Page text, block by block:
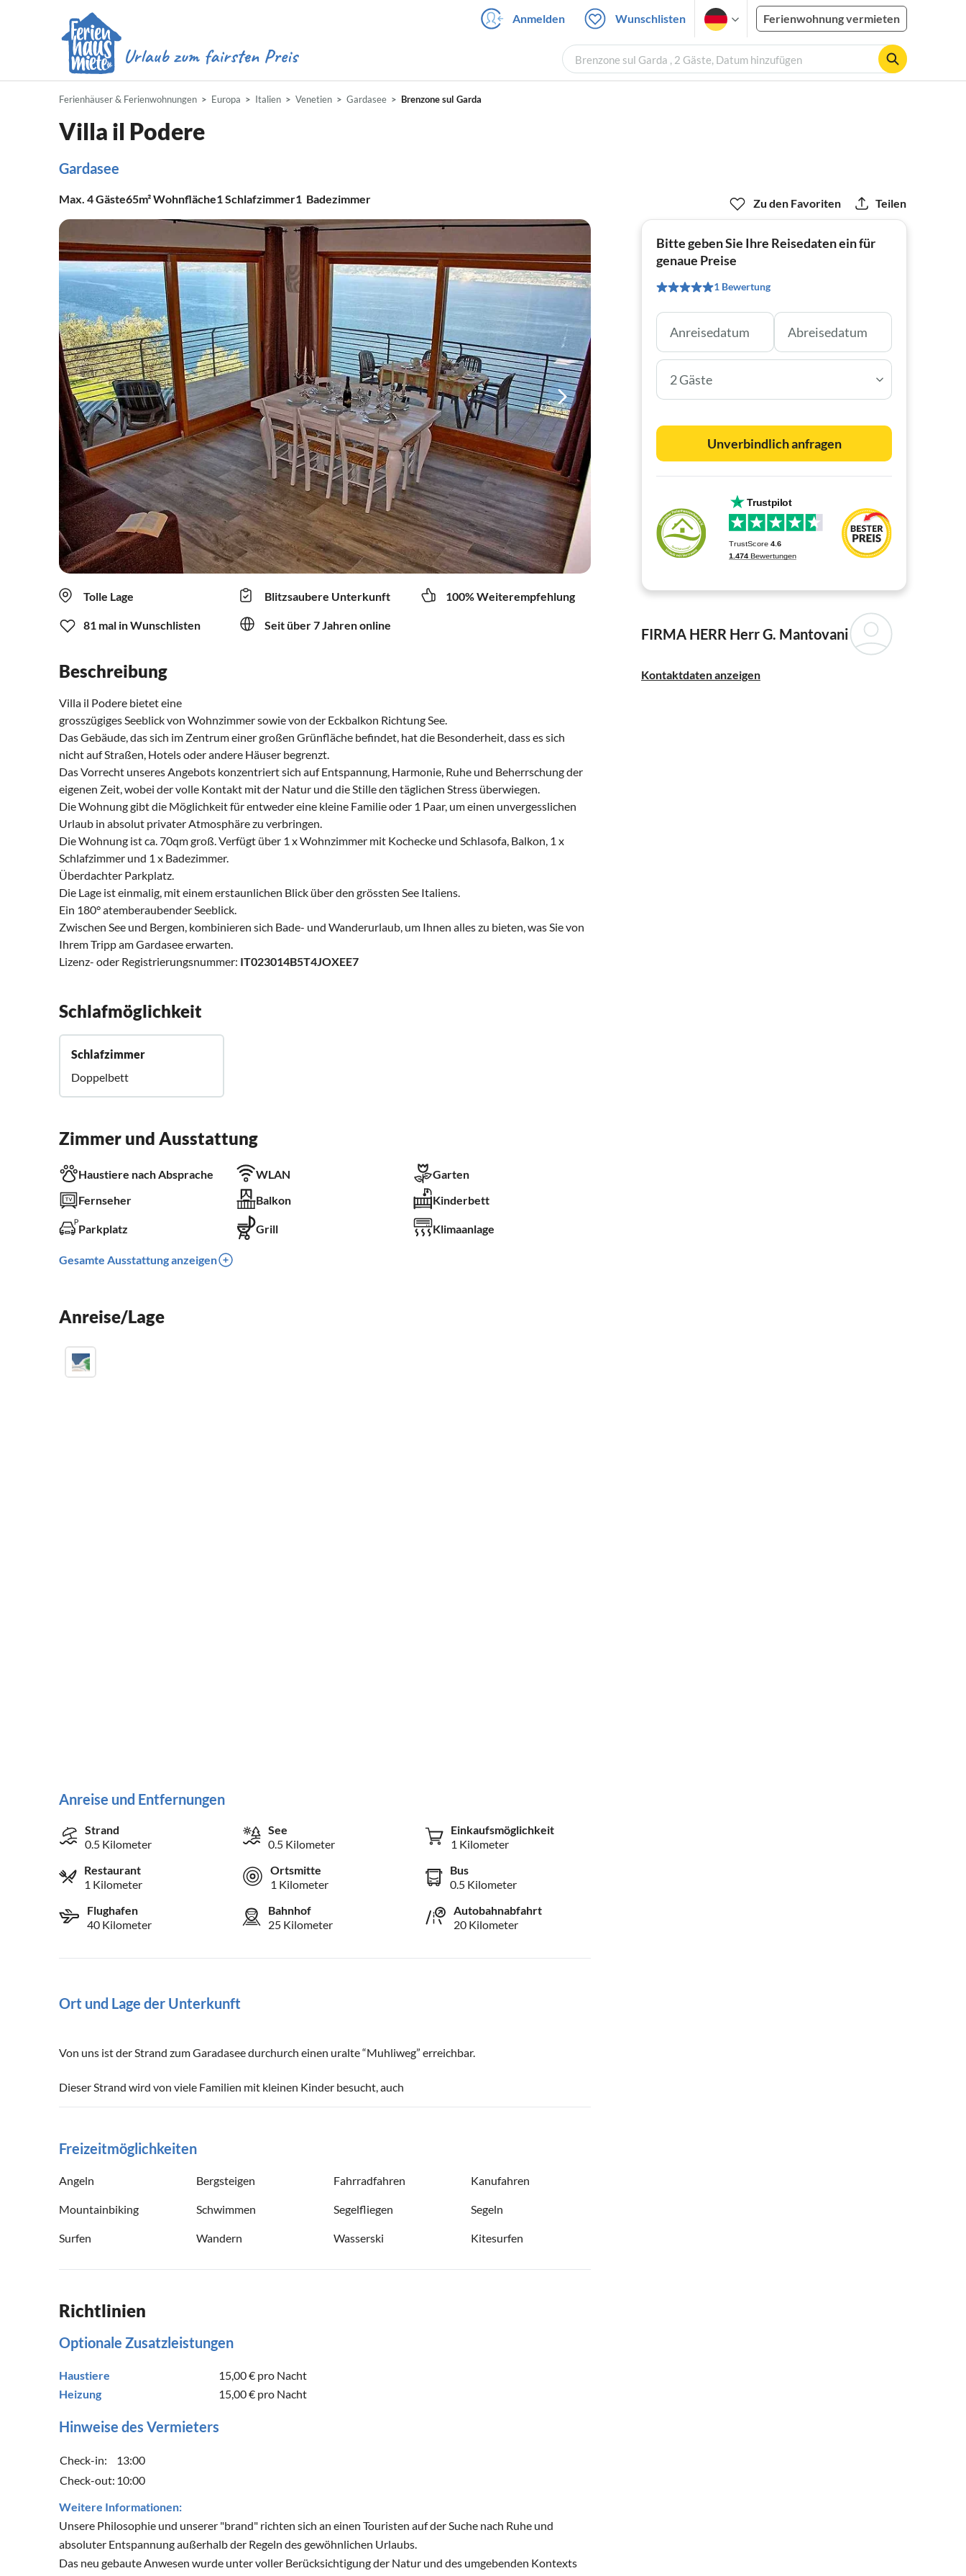
Anmelden Wunschlisten Ferienwohnung vermieten
Brenzone sul Garda , 2 Gäste, Datum hinzufügen
Ferienhäuser & Ferienwohnungen Europa Italien Venetien Gardasee Brenzone sul Garda
Villa il Podere
Gardasee
Max. 4Gäste65m²Wohnfläche1Schlafzimmer1 Badezimmer
Tolle Lage Blitzsaubere Unterkunft 100% Weiterempfehlung
81 mal in Wunschlisten Seit über 7 Jahren online
Beschreibung
Villa il Podere bietet eine
grosszügiges Seeblick von Wohnzimmer sowie von der Eckbalkon Richtung See.
Das Gebäude, das sich im Zentrum einer großen Grünfläche befindet, hat die Besonderheit, dass es sich
nicht auf Straßen, Hotels oder andere Häuser begrenzt.
Das Vorrecht unseres Angebots konzentriert sich auf Entspannung, Harmonie, Ruhe und Beherrschung der
eigenen Zeit, wobei der volle Kontakt mit der Natur und die Stille den täglichen Stress überwiegen.
Die Wohnung gibt die Möglichkeit für entweder eine kleine Familie oder 1 Paar, um einen unvergesslichen
Urlaub in absolut privater Atmosphäre zu verbringen.
Die Wohnung ist ca. 70qm groß. Verfügt über 1 x Wohnzimmer mit Kochecke und Schlasofa, Balkon, 1 x
Schlafzimmer und 1 x Badezimmer.
Überdachter Parkplatz.
Die Lage ist einmalig, mit einem erstaunlichen Blick über den grössten See Italiens.
Ein 180° atemberaubender Seeblick.
Zwischen See und Bergen, kombinieren sich Bade- und Wanderurlaub, um Ihnen alles zu bieten, was Sie von
Ihrem Tripp am Gardasee erwarten.
Lizenz- oder Registrierungsnummer: IT023014B5T4JOXEE7
Schlafmöglichkeit
Schlafzimmer
Doppelbett
Zimmer und Ausstattung
Haustiere nach Absprache WLAN
Garten
Fernseher
Balkon Kinderbett
Parkplatz Grill Klimaanlage
Gesamte Ausstattung anzeigen
Anreise/Lage
Anreise und Entfernungen
Strand
0.5 Kilometer
See
0.5 Kilometer
Einkaufsmöglichkeit
1 Kilometer
Restaurant
1 Kilometer
Ortsmitte
1 Kilometer
Bus
0.5 Kilometer
Flughafen
40 Kilometer
Bahnhof
25 Kilometer
Autobahnabfahrt
20 Kilometer
Ort und Lage der Unterkunft
Von uns ist der Strand zum Garadasee durchurch einen uralte “Muhliweg” erreichbar.
Dieser Strand wird von viele Familien mit kleinen Kinder besucht, auch
Freizeitmöglichkeiten
Angeln Bergsteigen Fahrradfahren Kanufahren
Mountainbiking Schwimmen Segelfliegen Segeln
Surfen Wandern Wasserski Kitesurfen
Richtlinien
Optionale Zusatzleistungen
Haustiere 15,00 € pro Nacht
Heizung
15,00 € pro Nacht
Hinweise des Vermieters
Check-in:
13:00
Check-out: 10:00
Weitere Informationen:
Unsere Philosophie und unserer "brand" richten sich an einen Touristen auf der Suche nach Ruhe und
absoluter Entspannung außerhalb der Regeln des gewöhnlichen Urlaubs.
Das neu gebaute Anwesen wurde unter voller Berücksichtigung der Natur und des umgebenden Kontexts
Zu den Favoriten Teilen
Bitte geben Sie Ihre Reisedaten ein für
genaue Preise
1 Bewertung
2 Gäste
Unverbindlich anfragen
FIRMA HERR Herr G. Mantovani
Kontaktdaten anzeigen